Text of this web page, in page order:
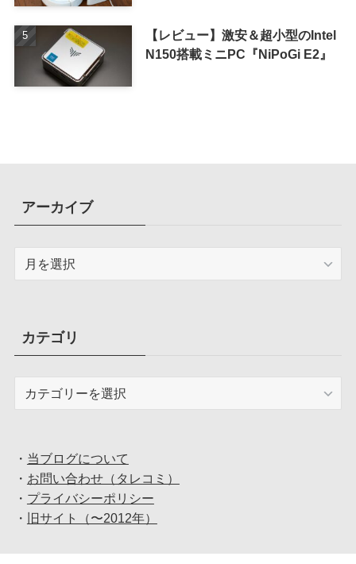
【レビュー】激安＆超小型のIntel
N150搭載ミニPC『NiPoGi E2』
アーカイブ
ブカテゴリ
・ 当ブログについて
・ お問い合わせ（タレコミ）
・ プライバシーポリシー
・
旧サイト（〜2012年）